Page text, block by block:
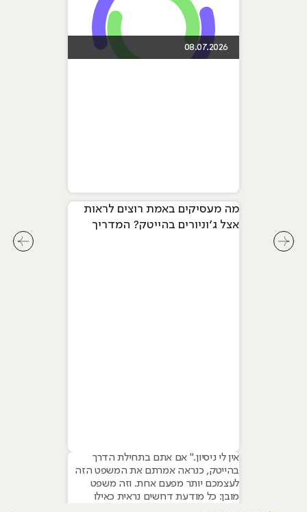
08.07.2026
מה מעסיקים באמת רוצים לראות
אצל ג׳וניורים בהייטק? המדריך
אין לי ניסיון." אם אתם בתחילת הדרך
בהייטק, כנראה אמרתם את המשפט הזה
לעצמכם יותר מפעם אחת. וזה משפט
מובן: כל מודעת דרושים נראית כאילו
לחץ לחץ לשיקופית קודמת בסליידר מאמרים